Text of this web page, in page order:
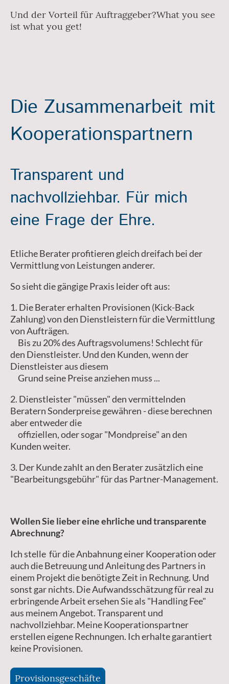
Und der Vorteil für Auftraggeber?What you see
ist what you get!
Die Zusammenarbeit mit
Kooperationspartnern
Transparent und
nachvollziehbar. Für mich
eine Frage der Ehre.
Etliche Berater profitieren gleich dreifach bei der
Vermittlung von Leistungen anderer.
So sieht die gängige Praxis leider oft aus:
1. Die Berater erhalten Provisionen (Kick-Back
Zahlung) von den Dienstleistern für die Vermittlung
von Aufträgen.
Bis zu 20% des Auftragsvolumens! Schlecht für
den Dienstleister. Und den Kunden, wenn der
Dienstleister aus diesem
Grund seine Preise anziehen muss ...
2. Dienstleister "müssen" den vermittelnden
Beratern Sonderpreise gewähren - diese berechnen
aber entweder die
offiziellen, oder sogar "Mondpreise" an den
Kunden weiter.
3. Der Kunde zahlt an den Berater zusätzlich eine
"Bearbeitungsgebühr" für das Partner-Management.
Wollen Sie lieber eine ehrliche und transparente
Abrechnung?
Ich stelle für die Anbahnung einer Kooperation oder
auch die Betreuung und Anleitung des Partners in
einem Projekt die benötigte Zeit in Rechnung. Und
sonst gar nichts. Die Aufwandsschätzung für real zu
erbringende Arbeit ersehen Sie als "Handling Fee"
aus meinem Angebot. Transparent und
nachvollziehbar. Meine Kooperationspartner
erstellen eigene Rechnungen. Ich erhalte garantiert
keine Provisionen.
Provisionsgeschäfte